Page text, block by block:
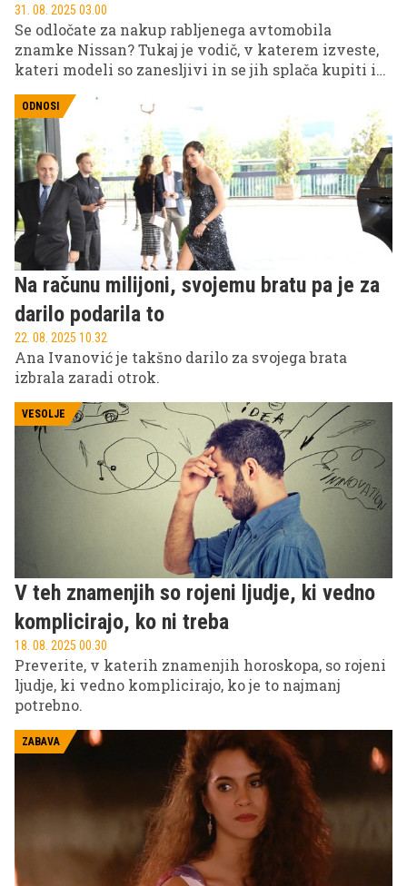
31. 08. 2025 03.00
Se odločate za nakup rabljenega avtomobila
znamke Nissan? Tukaj je vodič, v katerem izveste,
kateri modeli so zanesljivi in se jih splača kupiti in
ODNOSI
Na računu milijoni, svojemu bratu pa je za
darilo podarila to
22. 08. 2025 10.32
Ana Ivanović je takšno darilo za svojega brata
izbrala zaradi otrok.
VESOLJE
V teh znamenjih so rojeni ljudje, ki vedno
komplicirajo, ko ni treba
18. 08. 2025 00.30
Preverite, v katerih znamenjih horoskopa, so rojeni
ljudje, ki vedno komplicirajo, ko je to najmanj
potrebno.
ZABAVA